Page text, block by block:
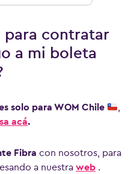
para contratar
a mi boleta
solo para WOM Chile
,
acá.
Fibra con nosotros, para
a nuestra web .